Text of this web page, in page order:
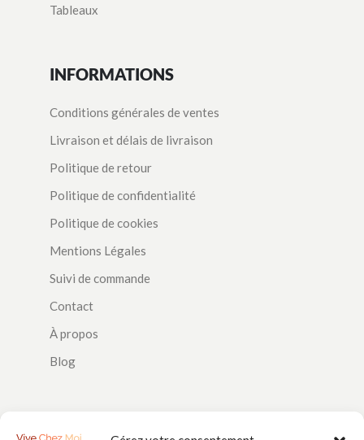
Tableaux
INFORMATIONS
Conditions générales de ventes
Livraison et délais de livraison
Politique de retour
Politique de confidentialité
Politique de cookies
Mentions Légales
Suivi de commande
Contact
À propos
Blog